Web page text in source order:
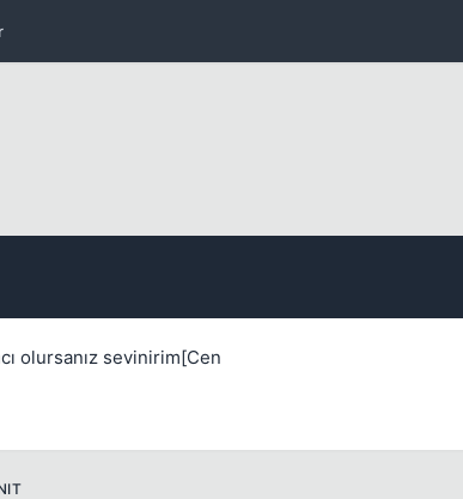
olursanız sevinirim[Cen